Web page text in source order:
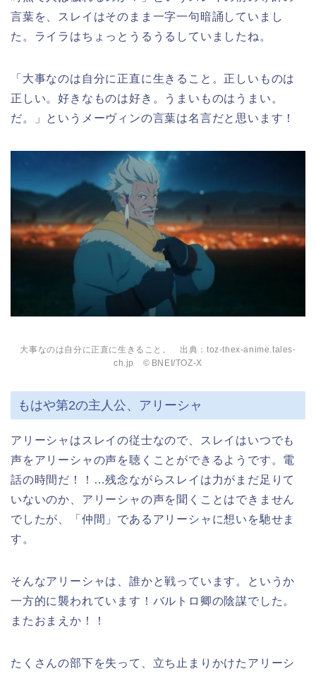
言葉を、スレイはそのまま一字一句暗誦していまし
た。ライラはちょっとうるうるしていましたね。
「大事なのは自分に正直に生きること。正しいものは
正しい。好きなものは好き。うまいものはうまい。
だ。」というメーヴィンの言葉は名言だと思います！
大事なのは自分に正直に生きること。 出典：toz-thex-anime.tales-
ch.jp © BNEI/TOZ-X
もはや第2の主人公、アリーシャ
アリーシャはスレイの従士なので、スレイはいつでも
声をアリーシャの声を聴くことができるようです。電
話の時間だ！！…残念ながらスレイは力がまだ足りて
いないのか、アリーシャの声を聞くことはできません
でしたが、「仲間」であるアリーシャに想いを馳せま
す。
そんなアリーシャは、誰かと戦っています。というか
一方的に襲われています！バルトロ卿の陰謀でした。
またおまえか！！
たくさんの部下を失って、立ち止まりかけたアリーシ